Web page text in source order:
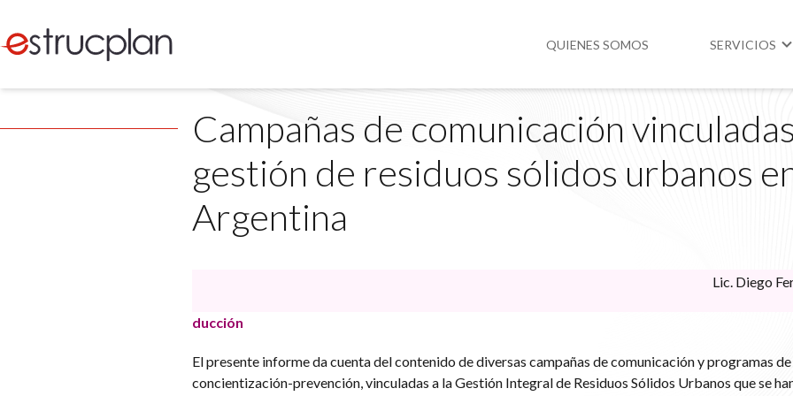
QUIENES SOMOS SERVICIOS
Higiene y
Medio Ambiente
Campañas de comunicación
gestión de residuos sólidos urbanos
Argentina
Lic. Diego
ducción
El presente informe da cuenta del contenido de diversas campañas de comunicación y programas de
concientización-prevención, vinculadas a la Gestión Integral de Residuos Sólidos Urbanos que se